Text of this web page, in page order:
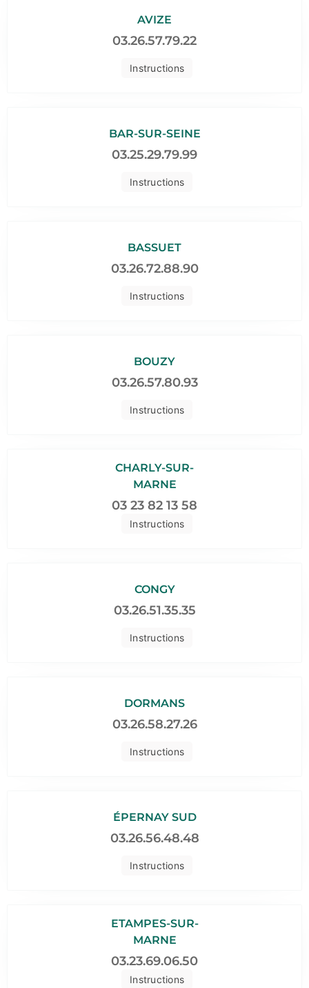
Instructions
AVIZE
03.26.57.79.22
Instructions
BAR-SUR-SEINE
03.25.29.79.99
Instructions
BASSUET
03.26.72.88.90
Instructions
BOUZY
03.26.57.80.93
Instructions
CHARLY-SUR-
MARNE
03 23 82 13 58
Instructions
CONGY
03.26.51.35.35
Instructions
DORMANS
03.26.58.27.26
Instructions
ÉPERNAY SUD
03.26.56.48.48
Instructions
ETAMPES-SUR-
MARNE
03.23.69.06.50